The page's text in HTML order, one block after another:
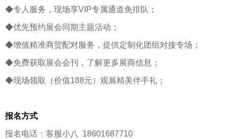
◆专人服务，现场享VIP专属通道免排队；
◆优先预约展会同期主题活动；
◆增值精准商贸配对服务，提供定制化团组对接专场；
◆免费获取展会会刊，了解更多展商信息；
◆现场领取（价值188元）观展精美伴手礼；
报名方式
报名电话：客服小八 18601687710